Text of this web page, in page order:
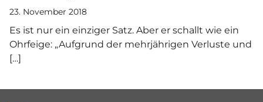
23. November 2018
Es ist nur ein einziger Satz. Aber er schallt wie ein
Ohrfeige: „Aufgrund der mehrjährigen Verluste und
[…]